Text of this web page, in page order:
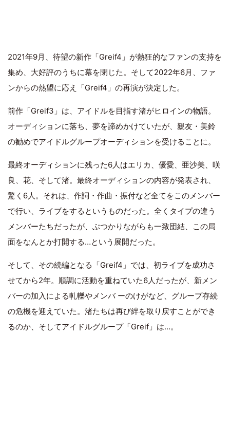
2021年9月、待望の新作「Greif4」が熱狂的なファンの支持を
集め、大好評のうちに幕を閉じた。そして2022年6月、ファ
ンからの熱望に応え「Greif4」の再演が決定した。
前作「Greif3」は、アイドルを目指す渚がヒロインの物語。
オーディションに落ち、夢を諦めかけていたが、親友・美鈴
の勧めでアイドルグループオーディションを受けることに。
最終オーディションに残った6人はエリカ、優愛、亜沙美、咲
良、花、そして渚。最終オーディションの内容が発表され、
驚く6人。それは、作詞・作曲・振付など全てをこのメンバー
で行い、ライブをするというものだった。全くタイプの違う
メンバーたちだったが、ぶつかりながらも一致団結、この局
面をなんとか打開する…という展開だった。
そして、その続編となる「Greif4」では、初ライブを成功さ
せてから2年。順調に活動を重ねていた6人だったが、新メン
バーの加入による軋轢やメンバ ーのけがなど、グループ存続
の危機を迎えていた。渚たちは再び絆を取り戻すことができ
るのか、そしてアイドルグループ「Greif」は…。